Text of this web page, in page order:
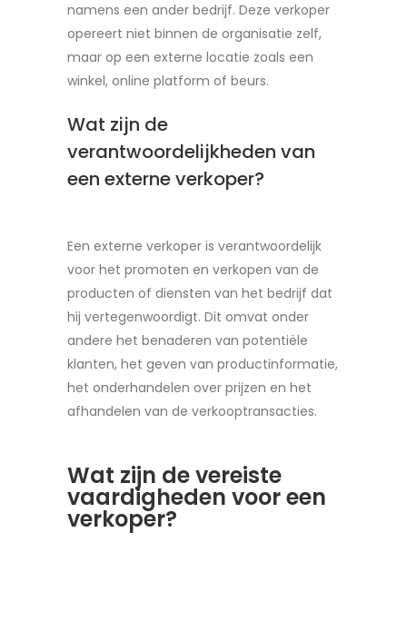
namens een ander bedrijf. Deze verkoper
opereert niet binnen de organisatie zelf,
maar op een externe locatie zoals een
winkel, online platform of beurs.
Wat zijn de
verantwoordelijkheden van
een externe verkoper?
Een externe verkoper is verantwoordelijk
voor het promoten en verkopen van de
producten of diensten van het bedrijf dat
hij vertegenwoordigt. Dit omvat onder
andere het benaderen van potentiële
klanten, het geven van productinformatie,
het onderhandelen over prijzen en het
afhandelen van de verkooptransacties.
Wat zijn de vereiste
vaardigheden voor een
verkoper?